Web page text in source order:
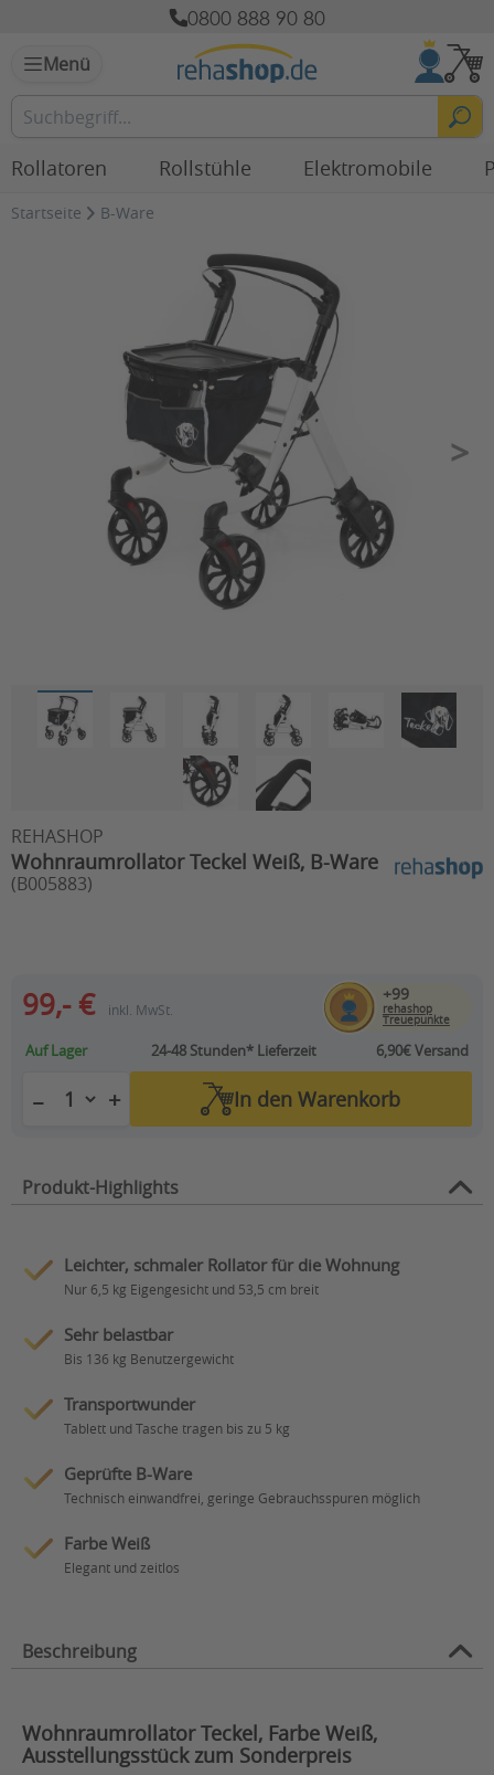
0800 888 90 80
Menü
Rollatoren Rollstühle Elektromobile
Startseite B-Ware
REHASHOP
Wohnraumrollator Teckel Weiß, B-Ware
(B005883)
99,- € inkl. MwSt.
+99
rehashop
Treuepunkte
Auf Lager 24-48 Stunden*Lieferzeit 6,90€ Versand
− + In den Warenkorb
Produkt-Highlights
Leichter, schmaler Rollator für die Wohnung
Nur 6,5 kg Eigengesicht und 53,5 cm breit
Sehr belastbar
Bis 136 kg Benutzergewicht
Transportwunder
Tablett und Tasche tragen bis zu 5 kg
Geprüfte B-Ware
Technisch einwandfrei, geringe Gebrauchsspuren möglich
Farbe Weiß
Elegant und zeitlos
Beschreibung
Wohnraumrollator Teckel, Farbe Weiß,
Ausstellungsstück zum Sonderpreis